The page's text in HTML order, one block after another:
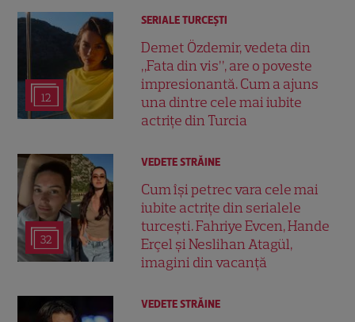
12
SERIALE TURCEŞTI
Demet Özdemir, vedeta din
„Fata din vis”, are o poveste
impresionantă. Cum a ajuns
una dintre cele mai iubite
actrițe din Turcia
32
VEDETE STRĂINE
Cum își petrec vara cele mai
iubite actrițe din serialele
turcești. Fahriye Evcen, Hande
Erçel și Neslihan Atagül,
imagini din vacanță
VEDETE STRĂINE